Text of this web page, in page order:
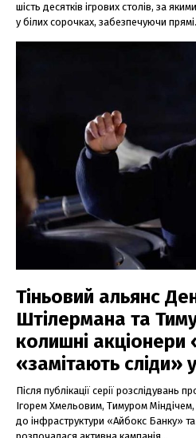
шість десятків ігрових столів, за
у білих сорочках, забезпечуючи
Тіньовий альянс
Штілермана та
колишні
«замітають сліди»
Після публікації серії розслідувань
Ігорем Хмельовим, Тимуром
до інфраструктури «Айбокс Банку»